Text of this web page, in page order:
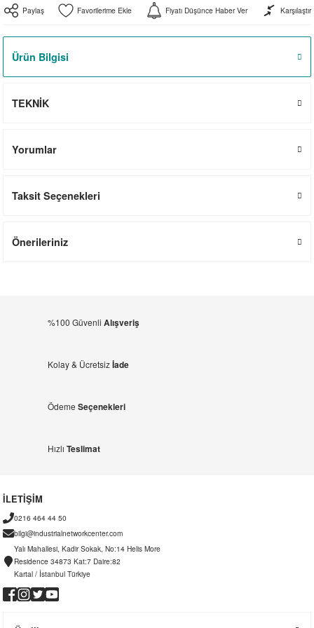
Anahtarlar
Paylaş Fiyatı Düşünce Haber Ver Karşılaştır
Ürün Bilgisi
TEKNİK
Yorumlar
Taksit Seçenekleri
Önerileriniz
%100 Güvenli Alışveriş
Kolay & Ücretsizİade
Ödeme Seçenekleri
Hızlı Teslimat
İLETİŞİM
0216 464 44 50
bilgi@industrialnetworkcenter.com
Yalı Mahallesi, Kadir Sokak, No:14 Helis More
Residence 34873 Kat:7 Daire:82
Kartal / İstanbul Türkiye